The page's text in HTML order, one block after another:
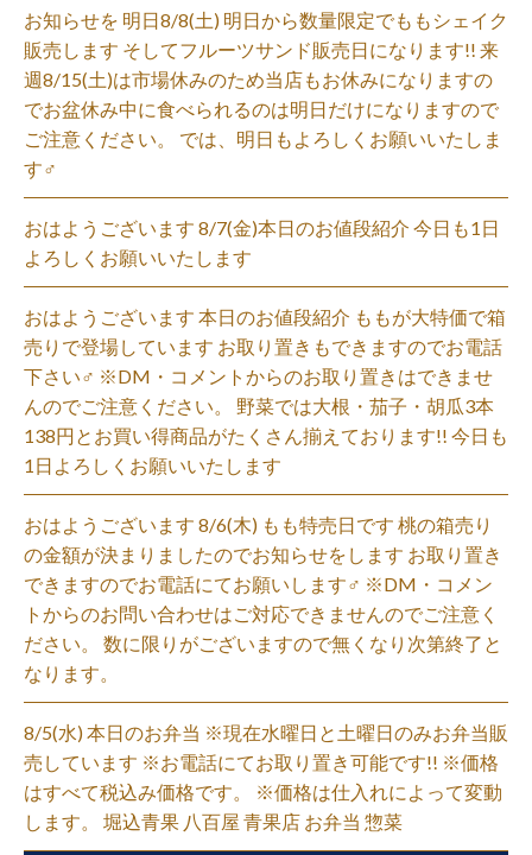
お知らせを 明日8/8(土) 明日から数量限定でももシェイク
販売します そしてフルーツサンド販売日になります!! 来
週8/15(土)は市場休みのため当店もお休みになりますの
でお盆休み中に食べられるのは明日だけになりますので
ご注意ください。 では、明日もよろしくお願いいたしま
す‍♂️
おはようございます 8/7(金)本日のお値段紹介 今日も1日
よろしくお願いいたします
おはようございます 本日のお値段紹介 ももが大特価で箱
売りで登場しています お取り置きもできますのでお電話
下さい‍♂️ ※DM・コメントからのお取り置きはできませ
んのでご注意ください。 野菜では大根・茄子・胡瓜3本
138円とお買い得商品がたくさん揃えております!! 今日も
1日よろしくお願いいたします
おはようございます 8/6(木) もも特売日です 桃の箱売り
の金額が決まりましたのでお知らせをします お取り置き
できますのでお電話にてお願いします‍♂️ ※DM・コメン
トからのお問い合わせはご対応できませんのでご注意く
ださい。 数に限りがございますので無くなり次第終了と
なります。
8/5(水) 本日のお弁当 ※現在水曜日と土曜日のみお弁当販
売しています ※お電話にてお取り置き可能です!! ※価格
はすべて税込み価格です。 ※価格は仕入れによって変動
します。 堀込青果 八百屋 青果店 お弁当 惣菜